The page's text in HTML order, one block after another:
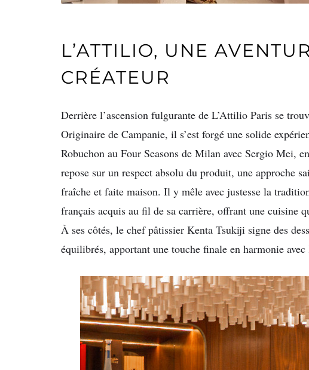
L’ATTILIO, UNE
CRÉATEUR
Derrière l’ascension fulgurante de L’Attilio Paris se
Originaire de Campanie, il s’est forgé une solide
Robuchon au Four Seasons de Milan avec Sergio Mei,
repose sur un respect absolu du produit, une approche
fraîche et faite maison. Il y mêle avec justesse la
français acquis au fil de sa carrière, offrant une cuisine
À ses côtés, le chef pâtissier Kenta Tsukiji signe des
équilibrés, apportant une touche finale en harmonie